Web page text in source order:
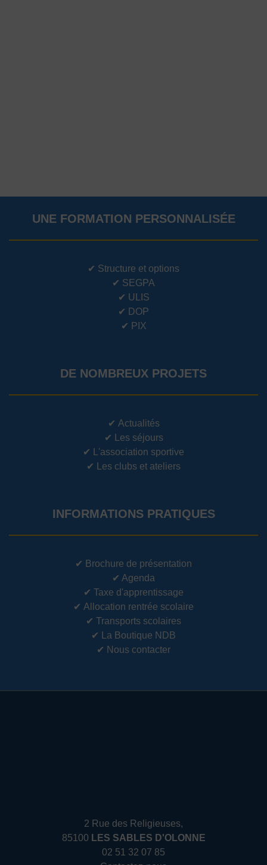
UNE FORMATION PERSONNALISÉE
✔ Structure et options
✔ SEGPA
✔ ULIS
✔ DOP
✔ PIX
DE NOMBREUX PROJETS
✔ Actualités
✔
Les séjours
✔
L'association sportive
✔
Les clubs et ateliers
INFORMATIONS PRATIQUES
✔ Brochure de présentation
✔ Agenda
✔ Taxe d'apprentissage
✔ Allocation rentrée scolaire
✔ Transports scolaires
✔
La Boutique NDB
✔ Nous contacter
2 Rue des Religieuses,
85100 LES SABLES D'OLONNE
02 51 32 07 85